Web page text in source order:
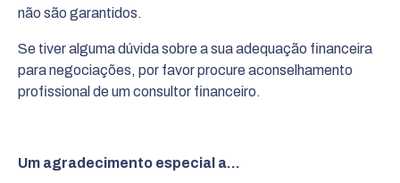
não são garantidos.
Se tiver alguma dúvida sobre a sua adequação financeira
para negociações, por favor procure aconselhamento
profissional de um consultor financeiro.
Um agradecimento especial a…